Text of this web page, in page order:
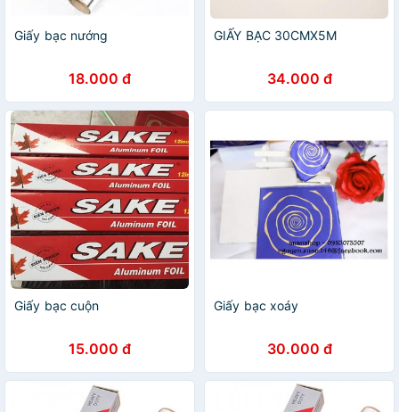
Giấy bạc nướng
18.000 đ
GIẤY BẠC 30CMX5M
34.000 đ
Giấy bạc cuộn
15.000 đ
Giấy bạc xoáy
30.000 đ